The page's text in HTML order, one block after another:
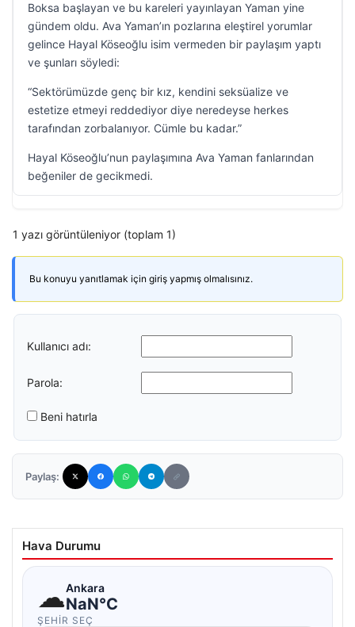
Boksa başlayan ve bu kareleri yayınlayan Yaman yine
gündem oldu. Ava Yaman’ın pozlarına eleştirel yorumlar
gelince Hayal Köseoğlu isim vermeden bir paylaşım yaptı
ve şunları söyledi:
“Sektörümüzde genç bir kız, kendini seksüalize ve
estetize etmeyi reddediyor diye neredeyse herkes
tarafından zorbalanıyor. Cümle bu kadar.”
Hayal Köseoğlu’nun paylaşımına Ava Yaman fanlarından
beğeniler de gecikmedi.
1 yazı görüntüleniyor (toplam 1)
Bu konuyu yanıtlamak için giriş yapmış olmalısınız.
Kullanıcı adı:
Parola:
Beni hatırla
Paylaş:
Hava Durumu
☁Ankara
NaN°C
ŞEHIR SEÇ